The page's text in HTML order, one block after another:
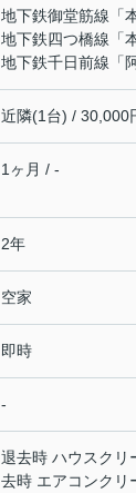
地下鉄御堂筋線 「
地下鉄四つ橋線 「
地下鉄千日前線 「
近隣(1台) / 30,000
1ヶ月 / -
2年
空家
即時
-
退去時 ハウスク
去時 エアコンク